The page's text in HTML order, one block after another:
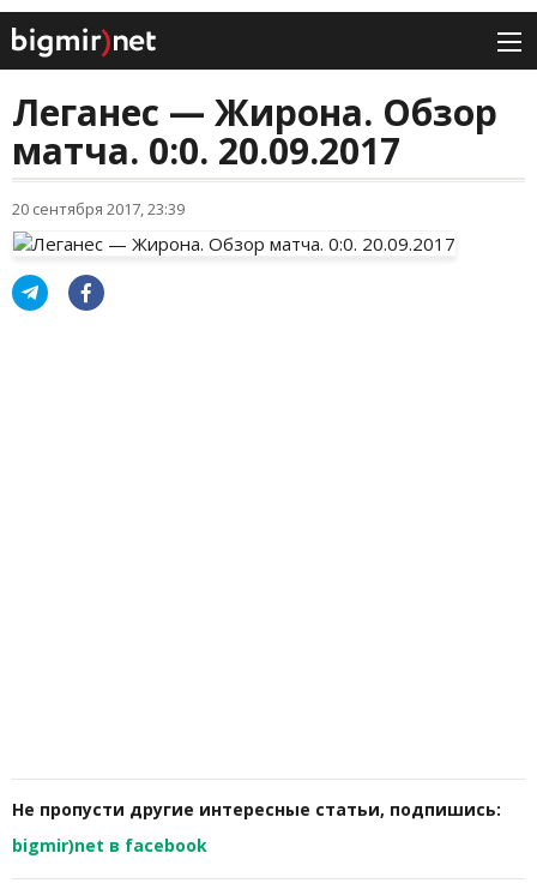
Леганес — Жирона. Обзор
матча. 0:0. 20.09.2017
20 сентября 2017, 23:39
Не пропусти другие интересные статьи, подпишись:
bigmir)net в facebook